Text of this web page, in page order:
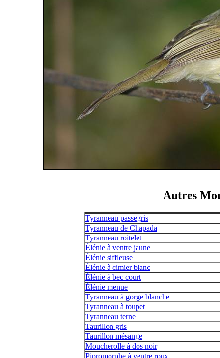
Autres
Tyranneau passegris
Tyranneau de Chapada
Tyranneau roitelet
Élénie à ventre jaune
Élénie siffleuse
Élénie à cimier blanc
Élénie à bec court
Élénie menue
Tyranneau à gorge blanche
Tyranneau à toupet
Tyranneau terne
Taurillon gris
Taurillon mésange
Moucherolle à dos noir
Pipromorphe à ventre roux